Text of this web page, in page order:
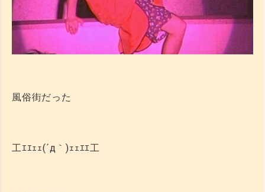
風俗街だった
工ｴｴｪｪ(´д｀)ｪｪｴｴ工